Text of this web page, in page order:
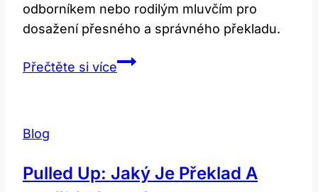
odborníkem nebo rodilým mluvčím pro
dosažení přesného a správného překladu.
Přečtěte si víceOpinion:
termín?
Blog
Pulled Up: Jaký Je Překlad A